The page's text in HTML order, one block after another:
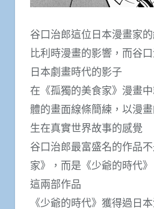
谷口治郎這位日本漫畫家
比利時漫畫的影響，而谷
日本劇畫時代的影子
在《孤獨的美食家》漫畫
體的畫面線條簡練，以漫
生在真實世界故事的感覺
谷口治郎最富盛名的作品
家》，而是《少爺的時代》
這兩部作品
《少爺的時代》獲得過日